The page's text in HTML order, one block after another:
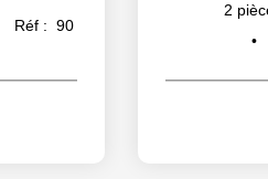
Réf : 90
2